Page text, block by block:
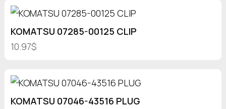
KOMATSU 07285-00125 CLIP
10.97$
KOMATSU 07046-43516 PLUG